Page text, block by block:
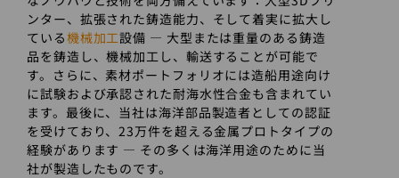
ンター、拡張された鋳造能力、そして着実に拡大し
ている機械加工設備 — 大型または重量のある鋳造
品を鋳造し、機械加工し、輸送することが可能で
す。さらに、素材ポートフォリオには造船用途向け
に試験および承認された耐海水性合金も含まれてい
ます。最後に、当社は海洋部品製造者としての認証
を受けており、23万件を超える金属プロトタイプの
経験があります — その多くは海洋用途のために当
社が製造したものです。